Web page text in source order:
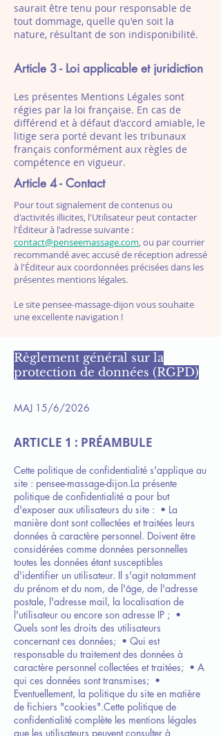
saurait être tenu pour responsable de
tout dommage, quelle qu'en soit la
nature, résultant de son indisponibilité.
Article 3 - Loi applicable et juridiction
Les présentes Mentions Légales sont
régies par la loi française. En cas de
différend et à défaut d'accord amiable, le
litige sera porté devant les tribunaux
français conformément aux règles de
compétence en vigueur.
Article 4 - Contact
Pour tout signalement de contenus ou
d'activités illicites, l'Utilisateur peut contacter
l'Éditeur à l'adresse suivante :
contact@penseemassage.com, ou par courrier
recommandé avec accusé de réception adressé
à l'Éditeur aux coordonnées précisées dans les
présentes mentions légales.
Le site pensee-massage-dijon vous souhaite
une excellente navigation !
Règlement général sur la
protection de données (RGPD)
MAJ 15/6/2026
ARTICLE 1 : PRÉAMBULE
Cette politique de confidentialité s'applique au
site : pensee-massage-dijon.La présente
politique de confidentialité a pour but
d'exposer aux utilisateurs du site : • La
manière dont sont collectées et traitées leurs
données à caractère personnel. Doivent être
considérées comme données personnelles
toutes les données étant susceptibles
d'identifier un utilisateur. Il s'agit notamment
du prénom et du nom, de l'âge, de l'adresse
postale, l'adresse mail, la localisation de
l'utilisateur ou encore son adresse IP ; •
Quels sont les droits des utilisateurs
concernant ces données; • Qui est
responsable du traitement des données à
caractère personnel collectées et traitées; • A
qui ces données sont transmises; •
Eventuellement, la politique du site en matière
de fichiers "cookies".Cette politique de
confidentialité complète les mentions légales
que les utilisateurs peuvent consulter à